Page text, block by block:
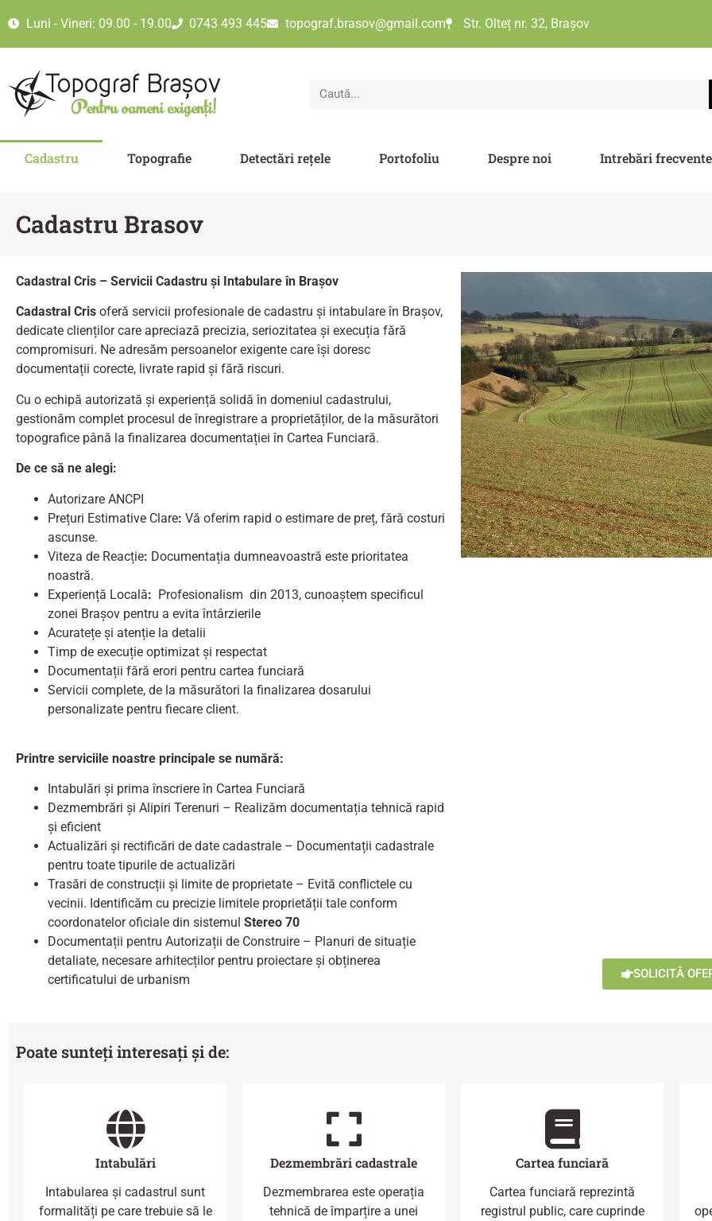
Luni - Vineri: 09.00 - 19.00 0743 493 445 topograf.brasov@gmail.com Str. Olteț nr. 32, Brașov
Cadastru Topografie Detectări rețele Portofoliu Despre noi Intrebări frecvente
Cadastru Brasov
Cadastral Cris – Servicii Cadastru și Intabulare în Brașov
Cadastral Cris oferă servicii profesionale de cadastru și intabulare în Brașov,
dedicate clienților care apreciază precizia, seriozitatea și execuția fără
compromisuri. Ne adresăm persoanelor exigente care își doresc
documentații corecte, livrate rapid și fără riscuri.
Cu o echipă autorizată și experiență solidă în domeniul cadastrului,
gestionăm complet procesul de înregistrare a proprietăților, de la măsurători
topografice până la finalizarea documentației în Cartea Funciară.
De ce să ne alegi:
Autorizare ANCPI
Prețuri Estimative Clare: Vă oferim rapid o estimare de preț, fără costuri
ascunse.
Viteza de Reacție: Documentația dumneavoastră este prioritatea
noastră.
Experiență Locală: Profesionalism din 2013, cunoaștem specificul
zonei Brașov pentru a evita întârzierile
Acuratețe și atenție la detalii
Timp de execuție optimizat și respectat
Documentații fără erori pentru cartea funciară
Servicii complete, de la măsurători la finalizarea dosarului
personalizate pentru fiecare client.
Printre serviciile noastre principale se numără:
Intabulări și prima înscriere în Cartea Funciară
Dezmembrări și Alipiri Terenuri – Realizăm documentația tehnică rapid
și eficient
Actualizări și rectificări de date cadastrale – Documentații cadastrale
pentru toate tipurile de actualizări
Trasări de construcții și limite de proprietate – Evită conflictele cu
vecinii. Identificăm cu precizie limitele proprietății tale conform
coordonatelor oficiale din sistemul Stereo 70
Documentații pentru Autorizații de Construire – Planuri de situație
detaliate, necesare arhitecților pentru proiectare și obținerea
certificatului de urbanism
SOLICITĂ
Poate sunteți interesați și de:
Intabulări
Intabularea și cadastrul sunt
formalități pe care trebuie să le
Dezmembrări cadastrale
Dezmembrarea este operația
tehnică de împarțire a unei
Cartea funciară
Cartea funciară reprezintă
registrul public, care cuprinde